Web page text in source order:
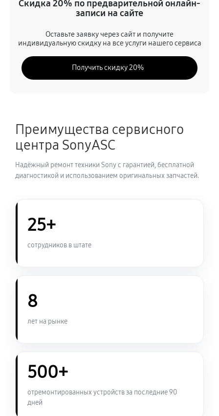
Замена ультразвукового мотора
60 минут
Скидка 20% по предварительной онлайн-
записи на сайте
Оставьте заявку через сайт и получите
индивидуальную скидку на все услуги нашего сервиса
Получить скидку 20%
Преимущества сервисного
центра SonyASC
Надёжный ремонт техники Sony с гарантией, бесплатной
диагностикой и использованием оригинальных запчастей.
25+
сотрудников в штате
8
лет на рынке
500+
отремонтированных устройств за последние 90
дней